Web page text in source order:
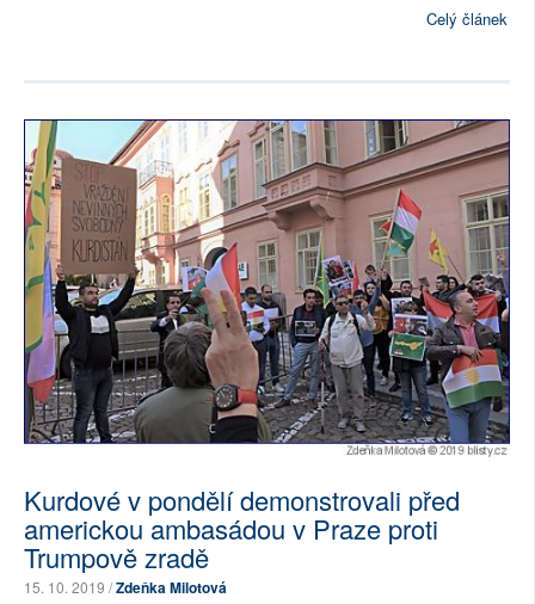
Celý článek
Kurdové v pondělí demonstrovali před
americkou ambasádou v Praze proti
Trumpově zradě
15. 10. 2019 /Zdeňka Milotová